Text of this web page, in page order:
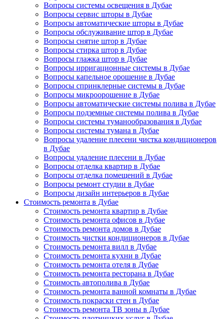
Вопросы системы освещения в Дубае
Вопросы сервис шторы в Дубае
Вопросы автоматические шторы в Дубае
Вопросы обслуживание штор в Дубае
Вопросы снятие штор в Дубае
Вопросы стирка штор в Дубае
Вопросы глажка штор в Дубае
Вопросы ирригационные системы в Дубае
Вопросы капельное орошение в Дубае
Вопросы спринклерные системы в Дубае
Вопросы микроорошение в Дубае
Вопросы автоматические системы полива в Дубае
Вопросы подземные системы полива в Дубае
Вопросы системы туманообразования в Дубае
Вопросы системы тумана в Дубае
Вопросы удаление плесени чистка кондиционеров
в Дубае
Вопросы удаление плесени в Дубае
Вопросы отделка квартир в Дубае
Вопросы отделка помещений в Дубае
Вопросы ремонт студии в Дубае
Вопросы дизайн интерьеров в Дубае
Стоимость ремонта в Дубае
Стоимость ремонта квартир в Дубае
Стоимость ремонта офисов в Дубае
Стоимость ремонта домов в Дубае
Стоимость чистки кондиционеров в Дубае
Стоимость ремонта вилл в Дубае
Стоимость ремонта кухни в Дубае
Стоимость ремонта отеля в Дубае
Стоимость ремонта ресторана в Дубае
Стоимость автополива в Дубае
Стоимость ремонта ванной комнаты в Дубае
Стоимость покраски стен в Дубае
Стоимость ремонта ТВ зоны в Дубае